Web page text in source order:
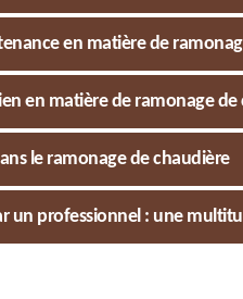
en matière de
en matière de ramonage de
le ramonage de chaudière
un professionnel : une